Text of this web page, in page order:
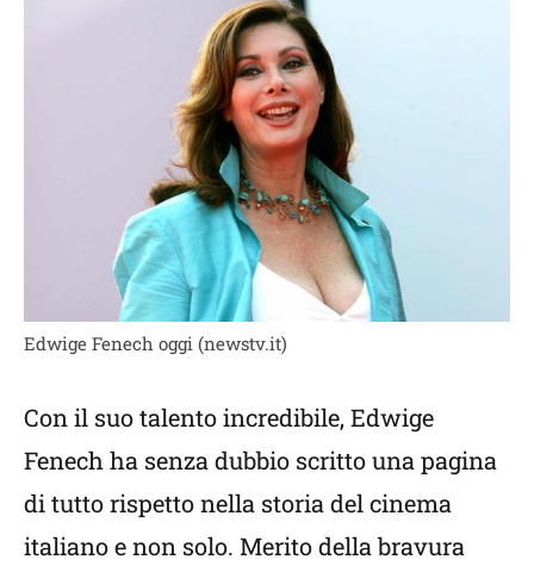
Edwige Fenech oggi (newstv.it)
Con il suo talento incredibile, Edwige
Fenech ha senza dubbio scritto una pagina
di tutto rispetto nella storia del cinema
italiano e non solo. Merito della bravura